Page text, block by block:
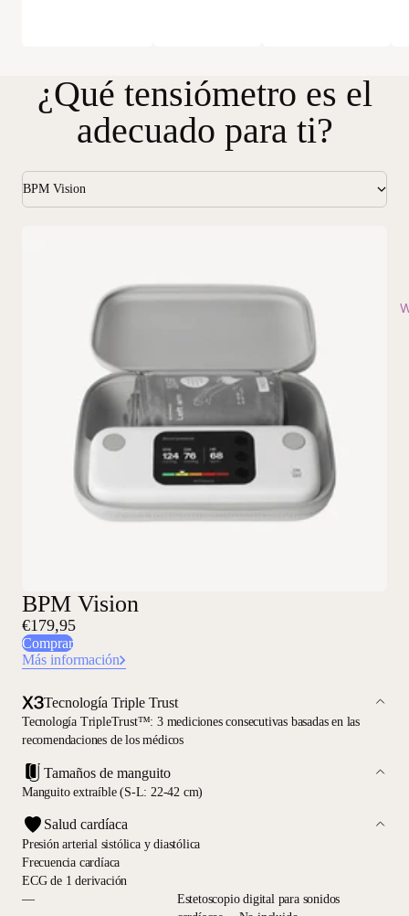
¿Qué tensiómetro es el
adecuado para ti?
BPM Vision
BPM Vision
€179,95
Comprar
Más información
Tecnología Triple Trust
Tecnología TripleTrust™: 3 mediciones consecutivas basadas en las
recomendaciones de los médicos
Tamaños de manguito
Manguito extraíble (S-L: 22-42 cm)
Salud cardíaca
Presión arterial sistólica y diastólica
Frecuencia cardíaca
ECG de 1 derivación
—
Estetoscopio digital para sonidos